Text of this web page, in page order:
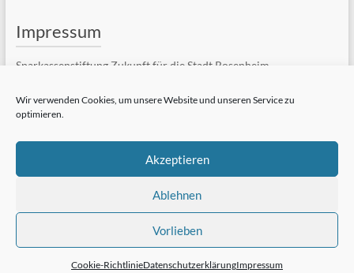
Wir verwenden Cookies, um unsere Website und unseren Service zu
optimieren.
Akzeptieren
Ablehnen
Vorlieben
Cookie-RichtlinieDatenschutzerklärungImpressum
Impressum
Sparkassenstiftung Zukunft für die Stadt Rosenheim
83022 Rosenheim
Telefon: +49 (8031) 182-84510
vollständiges Impressum »